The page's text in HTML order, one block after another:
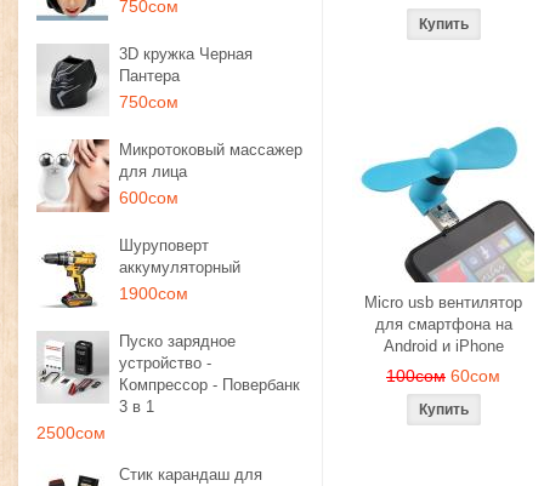
750сом
3D кружка Черная
Пантера
750сом
Микротоковый массажер
для лица
600сом
Шуруповерт
аккумуляторный
1900сом
Пуско зарядное
устройство -
Компрессор - Повербанк
3 в 1
2500сом
Стик карандаш для
Micro usb вентилятор
для смартфона на
Android и iPhone
100сом 60сом